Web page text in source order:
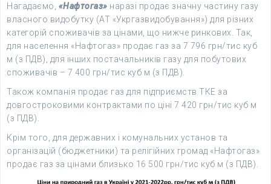
Нагадаємо, «Нафтогаз» наразі продає значну частину газу
власного видобутку (АТ «Укргазвидобування») для різних
категорій споживачів за цінами, що нижче ринкових. Так,
для населення «Нафтогаз» продає газ за 7 796 грн/тис куб
м (з ПДВ), для інших постачальників газу для побутових
споживачів – 7 400 грн/тис куб м (з ПДВ).
Також компанія продає газ для підприємств ТКЕ за
довгостроковими контрактами по ціні 7 420 грн/тис куб м
(з ПДВ).
Крім того, для державних і комунальних установ та
організацій (бюджетники) та релігійних громад «Нафтогаз»
продає газ за цінами близько 16 500 грн/тис куб м (з ПДВ).